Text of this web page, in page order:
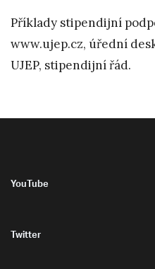
Příklady stipendijní
www.ujep.cz, úřední
UJEP, stipendijní řád.
YouTube
Twitter